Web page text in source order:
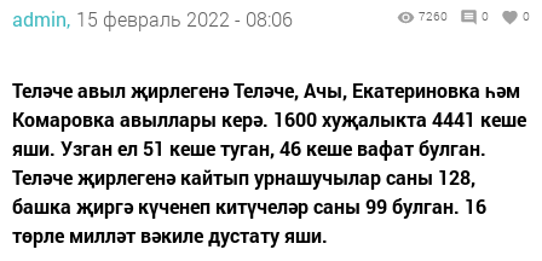
admin, 15 февраль 2022 - 08:06 7260 0 0
Теләче авыл җирлегенә Теләче, Ачы, Екатериновка һәм
Комаровка авыллары керә. 1600 хуҗалыкта 4441 кеше
яши. Узган ел 51 кеше туган, 46 кеше вафат булган.
Теләче җирлегенә кайтып урнашучылар саны 128,
башка җиргә күченеп китүчеләр саны 99 булган. 16
төрле милләт вәкиле дустату яши.